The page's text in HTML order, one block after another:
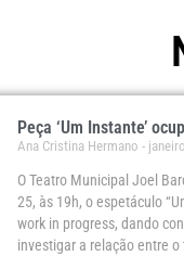
Peça ‘Um Instante’
Ana Cristina Hermano
O Teatro Municipal Joel
25, às 19h, o espetáculo
work in progress, dando
investigar a relação entre